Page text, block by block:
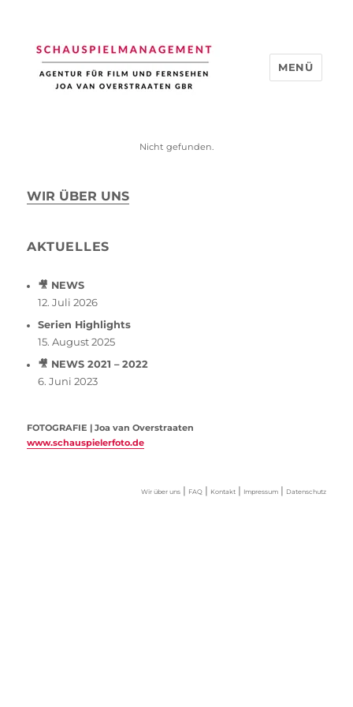
MENÜ
Nicht gefunden.
WIR ÜBER UNS
AKTUELLES
🎥 NEWS
12. Juli 2026
Serien Highlights
15. August 2025
🎥 NEWS 2021 – 2022
6. Juni 2023
FOTOGRAFIE | Joa van Overstraaten
www.schauspielerfoto.de
Wir über uns| FAQ| Kontakt| Impressum| Datenschutz